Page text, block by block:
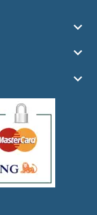


